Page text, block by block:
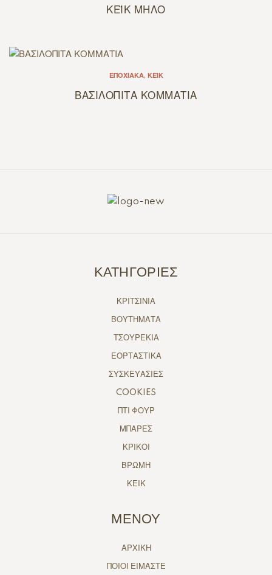
ΚΕΪΚ ΜΗΛΟ
ΕΠΟΧΙΑΚΆ, ΚΈΙΚ
ΒΑΣΙΛΟΠΙΤΑ ΚΟΜΜΑΤΙΑ
ΚΑΤΗΓΟΡΙΕΣ
ΚΡΙΤΣΙΝΙΑ
ΒΟΥΤΗΜΑΤΑ
ΤΣΟΥΡΕΚΙΑ
ΕΟΡΤΑΣΤΙΚΑ
ΣΥΣΚΕΥΑΣΙΕΣ
COOKIES
ΠΤΙ ΦΟΥΡ
ΜΠΑΡΕΣ
ΚΡΙΚΟΙ
ΒΡΩΜΗ
ΚΕΙΚ
ΜΕΝΟΥ
ΑΡΧΙΚΗ
ΠΟΙΟΙ ΕΙΜΑΣΤΕ